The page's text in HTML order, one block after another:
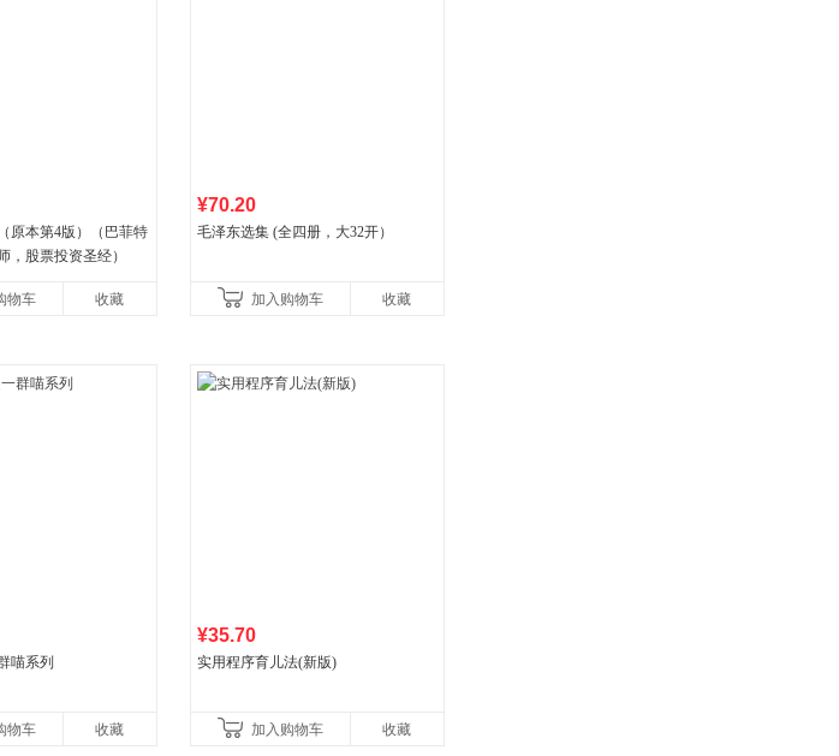
原本第4版）（巴菲特
，股票投资圣经）
物车 收藏
¥70.20
毛泽东选集 (全四册，大32开）
加入购物车 收藏
喵系列
物车 收藏
¥35.70
实用程序育儿法(新版)
加入购物车 收藏